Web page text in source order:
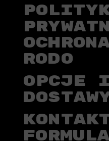
RODO
OPCJE